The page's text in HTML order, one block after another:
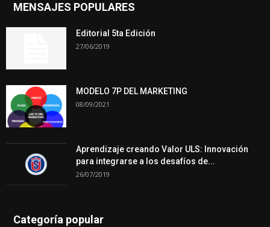
MENSAJES POPULARES
Editorial 5ta Edición
27/06/2019
MODELO 7P DEL MARKETING
08/09/2021
Aprendizaje creando Valor ULS: Innovación
para integrarse a los desafíos de...
26/07/2019
Categoría popular